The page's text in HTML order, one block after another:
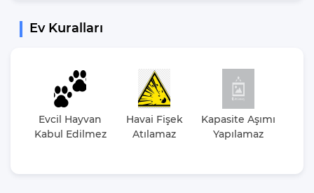
Ev Kuralları
Evcil Hayvan
Kabul Edilmez
Havai Fişek
Atılamaz
Kapasite Aşımı
Yapılamaz